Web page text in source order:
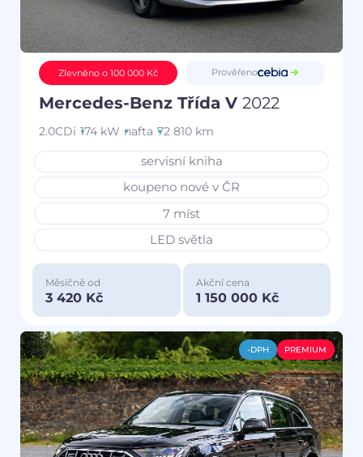
Zlevněno o 100 000 Kč Prověřeno
Mercedes-Benz Třída V 2022
2.0CDi 174 kW nafta 72 810 km
servisní kniha
koupeno nové v ČR
7 míst
LED světla
Měsíčně od
3 420 Kč
Akční cena
1 150 000 Kč
-DPH PREMIUM